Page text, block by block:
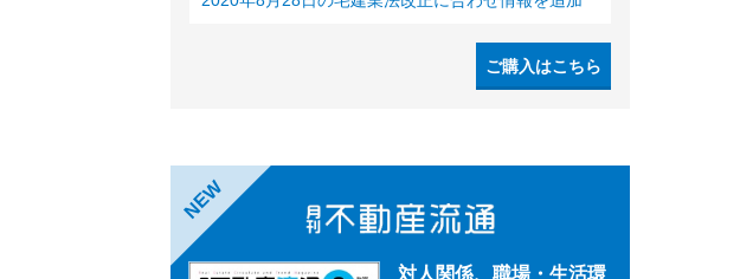
ご購入はこちら
NEW
対人関係、職場・生活環